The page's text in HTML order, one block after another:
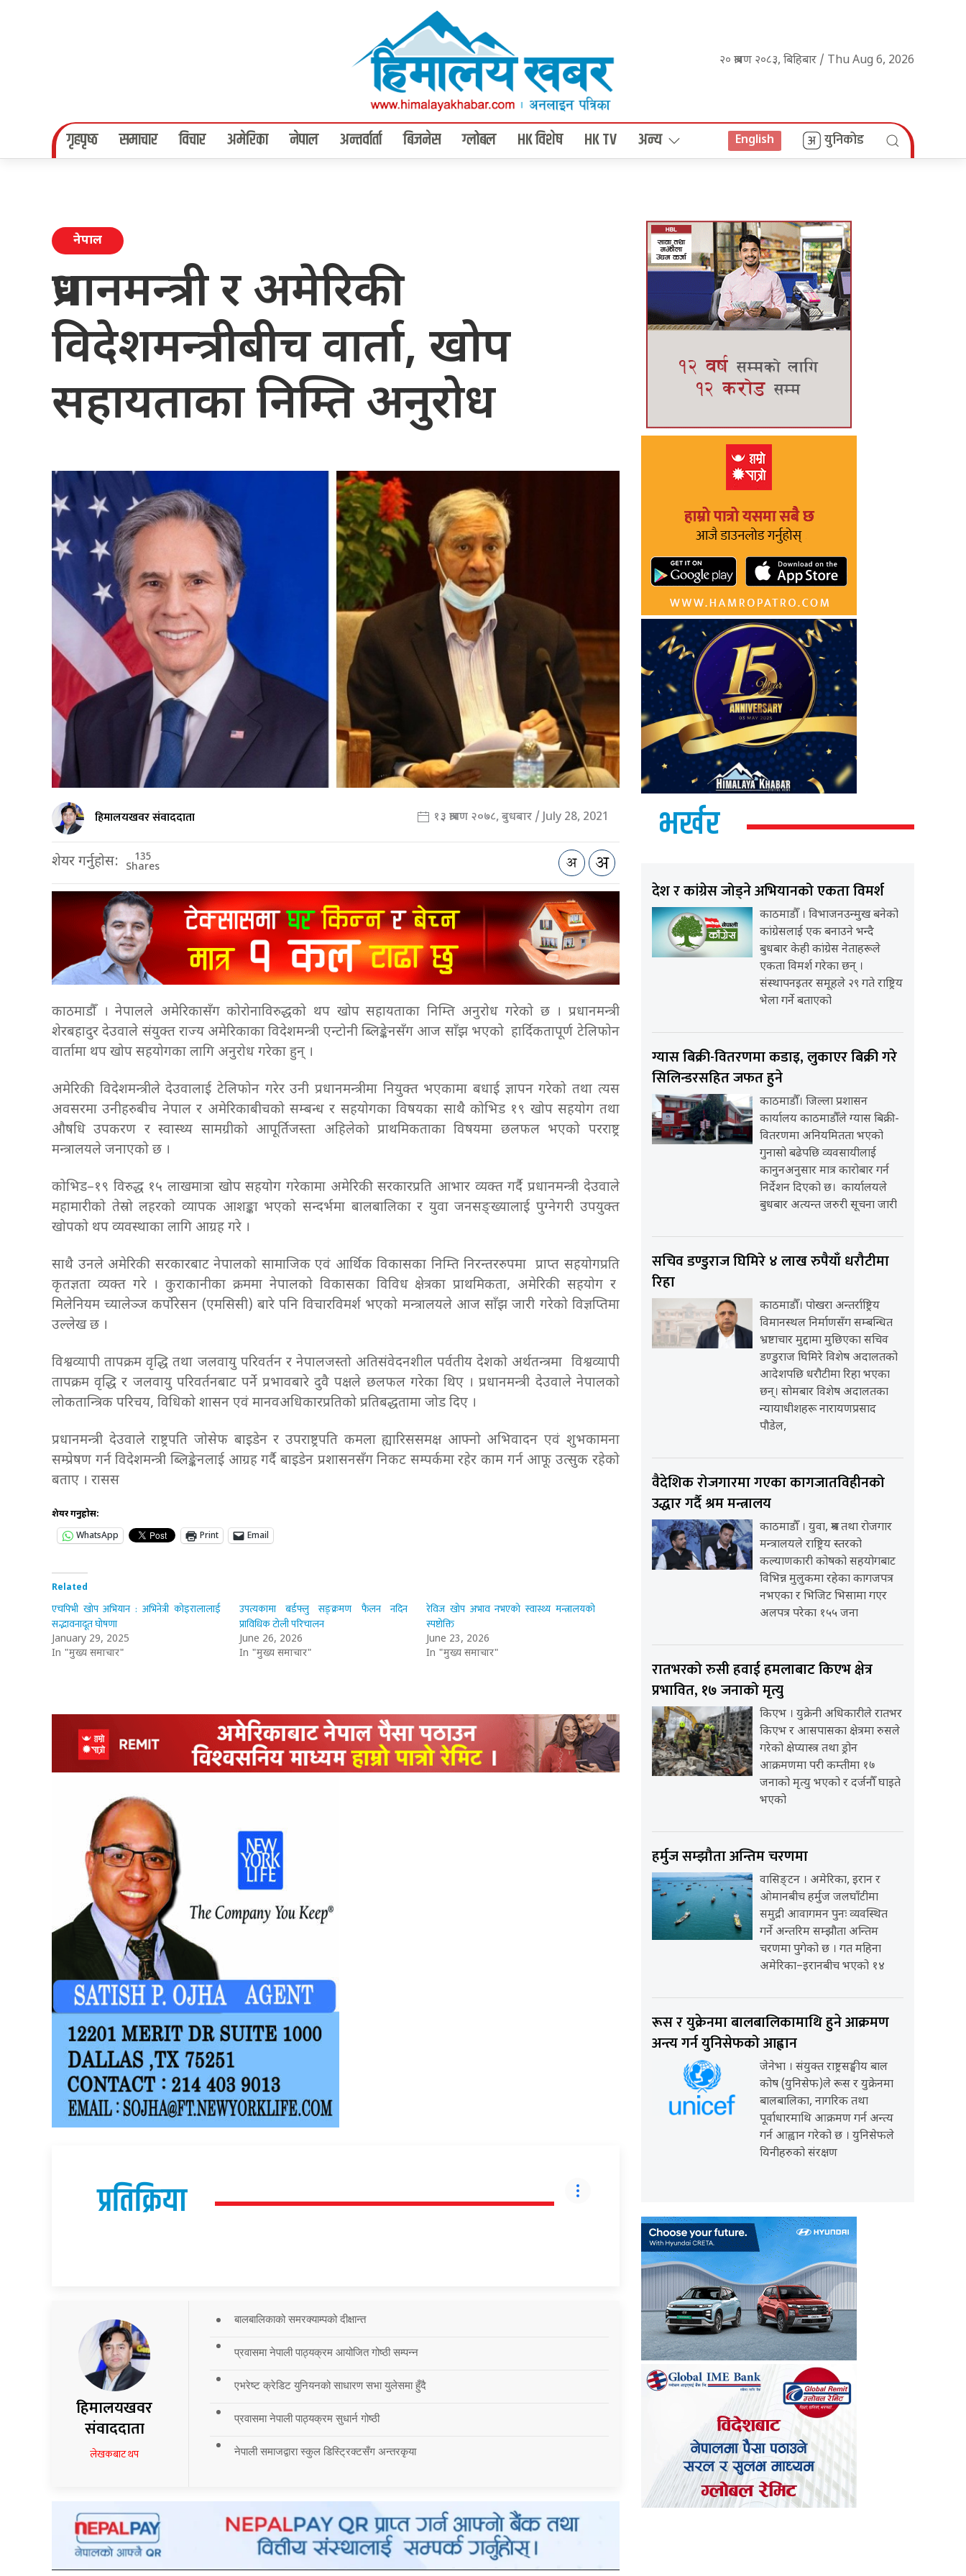
२० श्रावण २०८३, बिहिबार / Thu Aug 6, 2026
गृहपृष्‍ठ समाचार विचार अमेरिका नेपाल अन्तर्वार्ता बिजनेस ग्लोबल HK विशेष HK TV अन्य English युनिकोड
नेपाल
प्रधानमन्त्री र अमेरिकी
विदेशमन्त्रीबीच वार्ता, खोप
सहायताका निम्ति अनुरोध
हिमालयखवर संवाददाता १३ श्रावण २०७८, बुधबार / July 28, 2021
शेयर गर्नुहोस: 135
Shares
काठमाडौँ । नेपालले अमेरिकासँग कोरोनाविरुद्धको थप खोप सहायताका निम्ति अनुरोध गरेको छ । प्रधानमन्त्री
शेरबहादुर देउवाले संयुक्त राज्य अमेरिकाका विदेशमन्त्री एन्टोनी ब्लिङ्केनसँग आज साँझ भएको हार्दिकतापूर्ण टेलिफोन
वार्तामा थप खोप सहयोगका लागि अनुरोध गरेका हुन् ।
अमेरिकी विदेशमन्त्रीले देउवालाई टेलिफोन गरेर उनी प्रधानमन्त्रीमा नियुक्त भएकामा बधाई ज्ञापन गरेको तथा त्यस
अवसरमा उनीहरुबीच नेपाल र अमेरिकाबीचको सम्बन्ध र सहयोगका विषयका साथै कोभिड १९ खोप सहयोग तथा
औषधि उपकरण र स्वास्थ्य सामग्रीको आपूर्तिजस्ता अहिलेको प्राथमिकताका विषयमा छलफल भएको परराष्ट्र
मन्त्रालयले जनाएको छ ।
कोभिड–१९ विरुद्ध १५ लाखमात्रा खोप सहयोग गरेकामा अमेरिकी सरकारप्रति आभार व्यक्त गर्दै प्रधानमन्त्री देउवाले
महामारीको तेस्रो लहरको व्यापक आशङ्का भएको सन्दर्भमा बालबालिका र युवा जनसङ्ख्यालाई पुग्नेगरी उपयुक्त
खोपको थप व्यवस्थाका लागि आग्रह गरे ।
साथै उनले अमेरिकी सरकारबाट नेपालको सामाजिक एवं आर्थिक विकासका निम्ति निरन्तररुपमा प्राप्त सहयोगप्रति
कृतज्ञता व्यक्त गरे । कुराकानीका क्रममा नेपालको विकासका विविध क्षेत्रका प्राथमिकता, अमेरिकी सहयोग र
मिलेनियम च्यालेञ्ज कर्पोरेसन (एमसिसी) बारे पनि विचारविमर्श भएको मन्त्रालयले आज साँझ जारी गरेको विज्ञप्तिमा
उल्लेख छ ।
विश्वव्यापी तापक्रम वृद्धि तथा जलवायु परिवर्तन र नेपालजस्तो अतिसंवेदनशील पर्वतीय देशको अर्थतन्त्रमा विश्वव्यापी
तापक्रम वृद्धि र जलवायु परिवर्तनबाट पर्ने प्रभावबारे दुवै पक्षले छलफल गरेका थिए । प्रधानमन्त्री देउवाले नेपालको
लोकतान्त्रिक परिचय, विधिको शासन एवं मानवअधिकारप्रतिको प्रतिबद्धतामा जोड दिए ।
प्रधानमन्त्री देउवाले राष्ट्रपति जोसेफ बाइडेन र उपराष्ट्रपति कमला ह्यारिससमक्ष आफ्नो अभिवादन एवं शुभकामना
सम्प्रेषण गर्न विदेशमन्त्री ब्लिङ्केनलाई आग्रह गर्दै बाइडेन प्रशासनसँग निकट सम्पर्कमा रहेर काम गर्न आफू उत्सुक रहेको
बताए । रासस
शेयर गर्नुहोस:
WhatsApp
Print Email
Related
एचपिभी खोप अभियान : अभिनेत्री कोइरालालाई
सद्भावनादूत घोषणा
January 29, 2025
In "मुख्य समाचार"
उपत्यकामा बर्डफ्लु सङ्क्रमण फैलन नदिन
प्राविधिक टोली परिचालन
June 26, 2026
In "मुख्य समाचार"
रेविज खोप अभाव नभएको स्वास्थ्य मन्त्रालयको
स्पष्टोक्ति
June 23, 2026
In "मुख्य समाचार"
प्रतिक्रिया
हिमालयखवर
संवाददाता
लेखकबाट थप
बालबालिकाको समरक्याम्पको दीक्षान्त
प्रवासमा नेपाली पाठ्यक्रम आयोजित गोष्ठी सम्पन्न
एभरेष्ट क्रेडिट युनियनको साधारण सभा युलेसमा हुँदै
प्रवासमा नेपाली पाठ्यक्रम सुधार्न गोष्ठी
नेपाली समाजद्वारा स्कुल डिस्ट्रिक्टसँग अन्तरकृया
भर्खर
देश र कांग्रेस जोड्ने अभियानको एकता विमर्श
काठमाडौँ । विभाजनउन्मुख बनेको
कांग्रेसलाई एक बनाउने भन्दै
बुधबार केही कांग्रेस नेताहरूले
एकता विमर्श गरेका छन् ।
संस्थापनइतर समूहले २९ गते राष्ट्रिय
भेला गर्ने बताएको
ग्यास बिक्री-वितरणमा कडाइ, लुकाएर बिक्री गरे
सिलिन्डरसहित जफत हुने
काठमाडौँ। जिल्ला प्रशासन
कार्यालय काठमाडौँले ग्यास बिक्री-
वितरणमा अनियमितता भएको
गुनासो बढेपछि व्यवसायीलाई
कानुनअनुसार मात्र कारोबार गर्न
निर्देशन दिएको छ। कार्यालयले
बुधबार अत्यन्त जरुरी सूचना जारी
सचिव डण्डुराज घिमिरे ४ लाख रुपैयाँ धरौटीमा
रिहा
काठमाडौँ। पोखरा अन्तर्राष्ट्रिय
विमानस्थल निर्माणसँग सम्बन्धित
भ्रष्टाचार मुद्दामा मुछिएका सचिव
डण्डुराज घिमिरे विशेष अदालतको
आदेशपछि धरौटीमा रिहा भएका
छन्। सोमबार विशेष अदालतका
न्यायाधीशहरू नारायणप्रसाद
पौडेल,
वैदेशिक रोजगारमा गएका कागजातविहीनको
उद्धार गर्दै श्रम मन्त्रालय
काठमाडौँ । युवा, श्रम तथा रोजगार
मन्त्रालयले राष्ट्रिय स्तरको
कल्याणकारी कोषको सहयोगबाट
विभिन्न मुलुकमा रहेका कागजपत्र
नभएका र भिजिट भिसामा गएर
अलपत्र परेका १५५ जना
रातभरको रुसी हवाई हमलाबाट किएभ क्षेत्र
प्रभावित, १७ जनाको मृत्यु
किएभ । युक्रेनी अधिकारीले रातभर
किएभ र आसपासका क्षेत्रमा रुसले
गरेको क्षेप्यास्त्र तथा ड्रोन
आक्रमणमा परी कम्तीमा १७
जनाको मृत्यु भएको र दर्जनौँ घाइते
भएको
हर्मुज सम्झौता अन्तिम चरणमा
वासिङ्टन । अमेरिका, इरान र
ओमानबीच हर्मुज जलघाँटीमा
समुद्री आवागमन पुनः व्यवस्थित
गर्ने अन्तरिम सम्झौता अन्तिम
चरणमा पुगेको छ । गत महिना
अमेरिका–इरानबीच भएको १४
रूस र युक्रेनमा बालबालिकामाथि हुने आक्रमण
अन्त्य गर्न युनिसेफको आह्वान
जेनेभा । संयुक्त राष्ट्रसङ्घीय बाल
कोष (युनिसेफ)ले रूस र युक्रेनमा
बालबालिका, नागरिक तथा
पूर्वाधारमाथि आक्रमण गर्न अन्त्य
गर्न आह्वान गरेको छ । युनिसेफले
यिनीहरुको संरक्षण